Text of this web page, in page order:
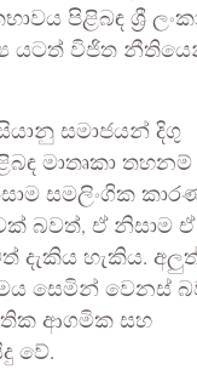
පිළිබඳ ශ්‍රී
යටත් විජිත
සමාජයන් දිගු
මාතෘකා තහනම්
සමලිංගික
බවත්, ඒ නිසාම ඒ
හැකිය.
සෙමින් වෙනස්
ආගමික සහ
වේ.